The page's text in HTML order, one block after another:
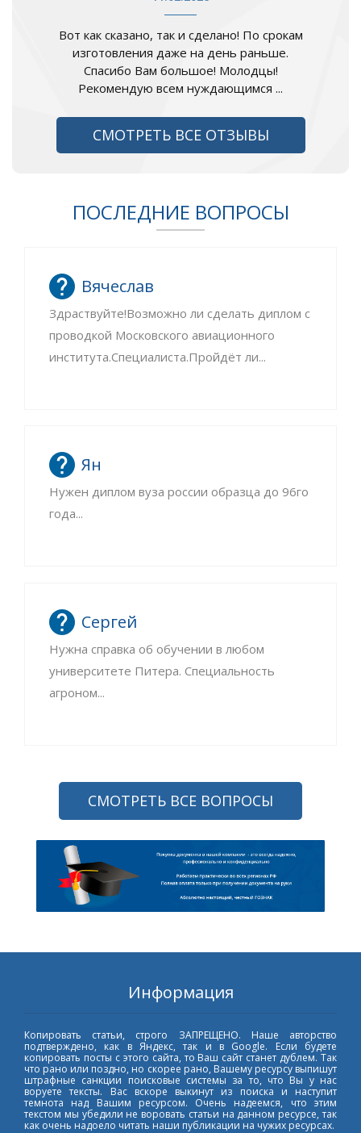
Вот как сказано, так и сделано! По срокам
изготовления даже на день раньше.
Спасибо Вам большое! Молодцы!
Рекомендую всем нуждающимся ...
СМОТРЕТЬ ВСЕ ОТЗЫВЫ
ПОСЛЕДНИЕ ВОПРОСЫ
Вячеслав
Здраствуйте!Возможно ли сделать диплом с
проводкой Московского авиационного
института.Специалиста.Пройдёт ли...
Ян
Нужен диплом вуза россии образца до 96го
года...
Сергей
Нужна справка об обучении в любом
университете Питера. Специальность
агроном...
СМОТРЕТЬ ВСЕ ВОПРОСЫ
Информация
Копировать статьи, строго ЗАПРЕЩЕНО. Наше авторство
подтверждено, как в Яндекс, так и в Google. Если будете
копировать посты с этого сайта, то Ваш сайт станет дублем. Так
что рано или поздно, но скорее рано, Вашему ресурсу выпишут
штрафные санкции поисковые системы за то, что Вы у нас
воруете тексты. Вас вскоре выкинут из поиска и наступит
темнота над Вашим ресурсом. Очень надеемся, что этим
текстом мы убедили не воровать статьи на данном ресурсе, так
как очень надоело читать наши публикации на чужих ресурсах.